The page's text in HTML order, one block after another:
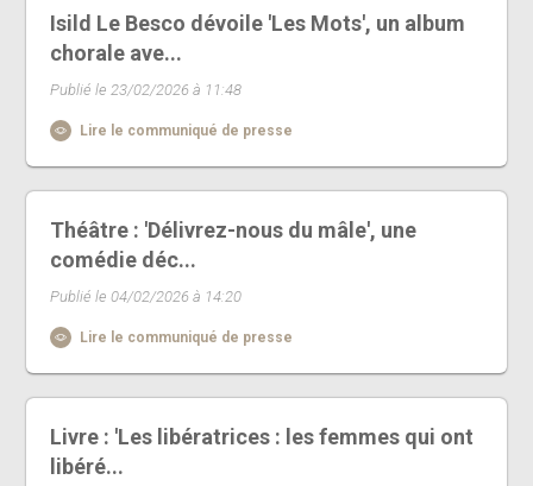
Isild Le Besco dévoile 'Les Mots', un album
chorale ave...
Publié le 23/02/2026 à 11:48
Lire le communiqué de presse
Théâtre : 'Délivrez-nous du mâle', une
comédie déc...
Publié le 04/02/2026 à 14:20
Lire le communiqué de presse
Livre : 'Les libératrices : les femmes qui ont
libéré...